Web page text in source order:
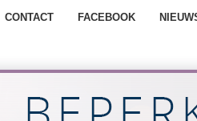
CONTACT FACEBOOK